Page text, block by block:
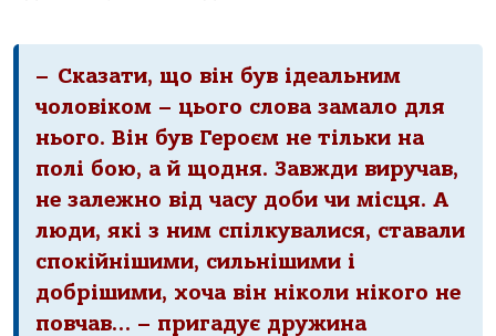
– Сказати, що він був ідеальним
чоловіком – цього слова замало для
нього. Він був Героєм не тільки на
полі бою, а й щодня. Завжди виручав,
не залежно від часу доби чи місця. А
люди, які з ним спілкувалися, ставали
спокійнішими, сильнішими і
добрішими, хоча він ніколи нікого не
повчав… – пригадує дружина